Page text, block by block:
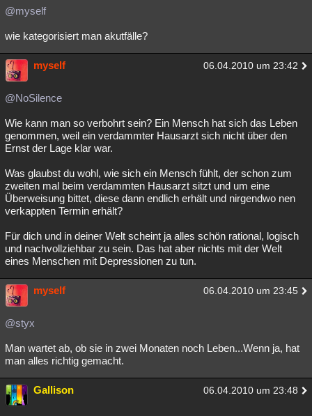
@myself
wie kategorisiert man akutfälle?
myself 06.04.2010 um 23:42
@NoSilence
Wie kann man so verbohrt sein? Ein Mensch hat sich das Leben
genommen, weil ein verdammter Hausarzt sich nicht über den
Ernst der Lage klar war.
Was glaubst du wohl, wie sich ein Mensch fühlt, der schon zum
zweiten mal beim verdammten Hausarzt sitzt und um eine
Überweisung bittet, diese dann endlich erhält und nirgendwo nen
verkappten Termin erhält?
Für dich und in deiner Welt scheint ja alles schön rational, logisch
und nachvollziehbar zu sein. Das hat aber nichts mit der Welt
eines Menschen mit Depressionen zu tun.
myself 06.04.2010 um 23:45
@styx
Man wartet ab, ob sie in zwei Monaten noch Leben...Wenn ja, hat
man alles richtig gemacht.
Gallison 06.04.2010 um 23:48